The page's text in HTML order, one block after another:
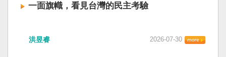
一面旗幟，看見台灣的民主考驗
洪昱睿 2026-07-30